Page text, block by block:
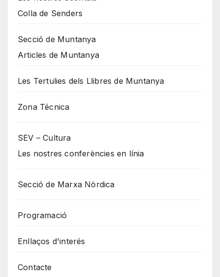
Colla de Senders
Secció de Muntanya
Articles de Muntanya
Les Tertulies dels Llibres de Muntanya
Zona Técnica
SEV – Cultura
Les nostres conferències en línia
Secció de Marxa Nòrdica
Programació
Enllaços d'interés
Contacte